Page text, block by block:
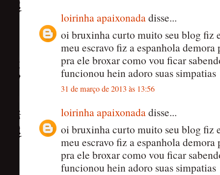
loirinha apaixonadadisse...
oi bruxinha curto muito seu blog fiz
meu escravo fiz a espanhola
pra ele broxar como vou ficar
funcionou hein adoro suas simpatias
31 de março de 2013 às 13:56
loirinha apaixonadadisse...
oi bruxinha curto muito seu blog fiz
meu escravo fiz a espanhola
pra ele broxar como vou ficar
funcionou hein adoro suas simpatias